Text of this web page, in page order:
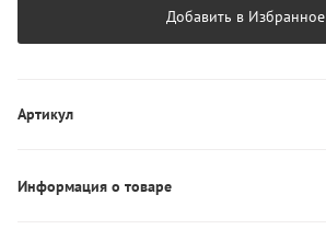
Добавить в Избранное
Артикул
Информация о товаре